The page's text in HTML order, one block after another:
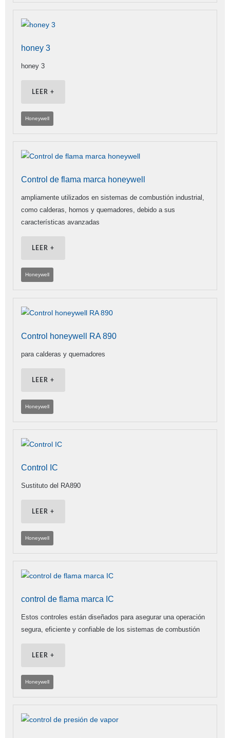
honey 3
honey 3
LEER +
Honeywell
Control de flama marca honeywell
ampliamente utilizados en sistemas de combustión industrial,
como calderas, hornos y quemadores, debido a sus
características avanzadas
LEER +
Honeywell
Control honeywell RA 890
para calderas y quemadores
LEER +
Honeywell
Control IC
Sustituto del RA890
LEER +
Honeywell
control de flama marca IC
Estos controles están diseñados para asegurar una operación
segura, eficiente y confiable de los sistemas de combustión
LEER +
Honeywell